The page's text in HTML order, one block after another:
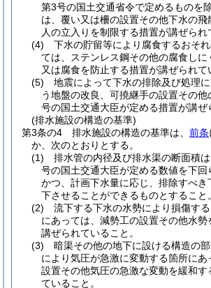
第3号の国土交通省令で定めるものを
は、覆い又は柵の設置その他下水の
人の立入りを制限する措置が講ぜられ
(4)
下水の貯留等により腐食するおそ
ては、ステンレス鋼その他の腐食しに
又は腐食を防止する措置が講ぜられて
(5)
地震によって下水の排除及び処理
う地盤の改良、可撓継手の設置その
号の国土交通大臣が定める措置が講ぜ
(排水施設の構造の基準)
第3条の4
排水施設の構造の基準は、 前条
か、次のとおりとする。
(1)
排水管の内径及び排水渠の断面積
号の国土交通大臣が定める数値を下回
かつ、計画下水量に応じ、排除すべき
下させることができるものとすること。
(2)
流下する下水の水勢により損傷す
にあっては、減勢工の設置その他水
講ぜられていること。
(3)
暗渠その他の地下に設ける構造の
により気圧が急激に変動する箇所に
設置その他気圧の急激な変動を緩和す
ていること。